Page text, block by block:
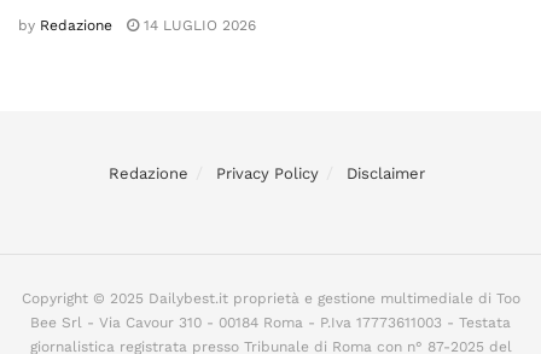
by Redazione 14 LUGLIO 2026
Redazione Privacy Policy Disclaimer
Copyright © 2025 Dailybest.it proprietà e gestione multimediale di Too
Bee Srl - Via Cavour 310 - 00184 Roma - P.Iva 17773611003 - Testata
giornalistica registrata presso Tribunale di Roma con n° 87-2025 del